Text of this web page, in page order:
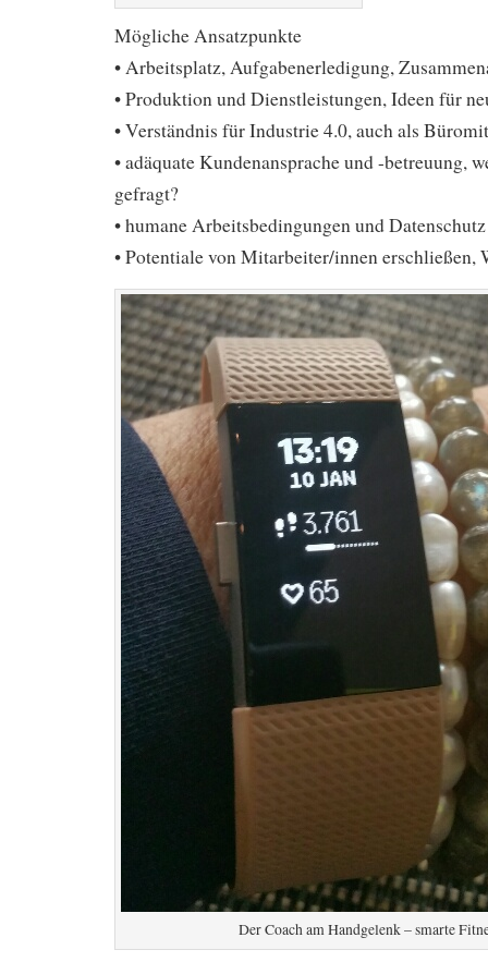
Mögliche Ansatzpunkte
• Arbeitsplatz, Aufgabenerledigung,
• Produktion und Dienstleistungen, Ideen für
• Verständnis für Industrie 4.0, auch als
• adäquate Kundenansprache und -betreuung,
gefragt?
• humane Arbeitsbedingungen und Datenschutz
• Potentiale von Mitarbeiter/innen erschließen,
Der Coach am Handgelenk – smarte